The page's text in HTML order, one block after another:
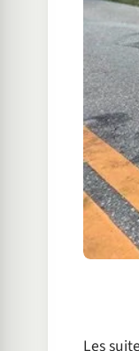
Les